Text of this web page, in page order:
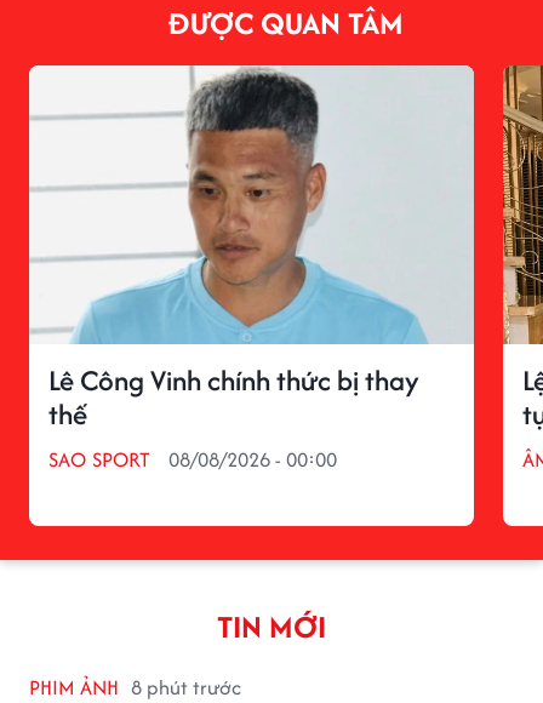
ĐƯỢC QUAN TÂM
Lê Công Vinh chính thức bị thay
thế
SAO SPORT 08/08/2026 - 00:00
TIN MỚI
PHIM ẢNH 8 phút trước